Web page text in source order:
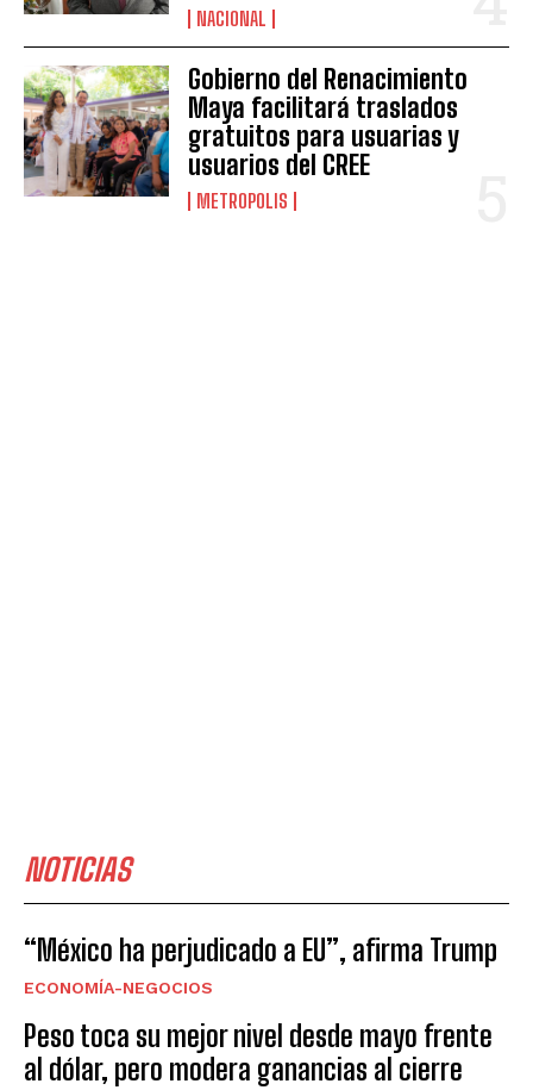
NACIONAL
Gobierno del Renacimiento
Maya facilitará traslados
gratuitos para usuarias y
usuarios del CREE
METROPOLIS
NOTICIAS
“México ha perjudicado a EU”, afirma Trump
ECONOMÍA-NEGOCIOS
Peso toca su mejor nivel desde mayo frente
al dólar, pero modera ganancias al cierre